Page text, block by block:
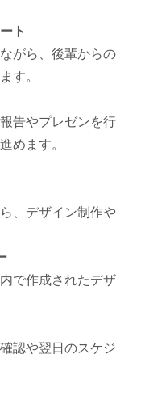
ト
がら、後輩からの
す。
告やプレゼンを行
めます。
、デザイン制作や
で作成されたデザ
認や翌日のスケジ